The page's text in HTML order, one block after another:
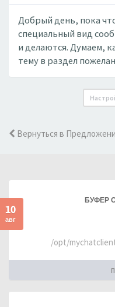
Добрый день, пока
специальный вид
и делаются. Думаем,
тему в раздел
Вернуться в
10
авг
БУФЕР
/opt/